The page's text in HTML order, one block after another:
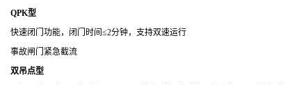
QPK型
快速闭门功能，闭门时间 ≤2分钟，支持双速运行
事故闸门紧急截流
双吊点型